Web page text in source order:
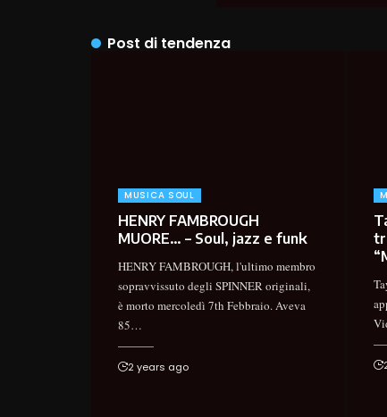
Post di tendenza
MUSICA SOUL
HENRY FAMBROUGH
MUORE… – Soul, jazz e funk
HENRY FAMBROUGH, l'ultimo membro
sopravvissuto degli SPINNER originali,
è morto mercoledì 7th Febbraio. Aveva
85…
2 years ago